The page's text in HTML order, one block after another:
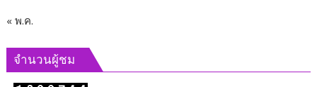
« พ.ค.
จำนวนผู้ชม